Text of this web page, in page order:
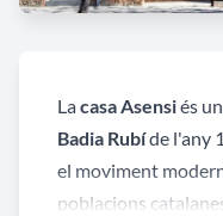
Lacasa Asensiés
Badia Rubíde l'any
el moviment
poblacions